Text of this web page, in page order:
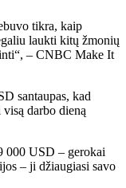
tikra, kaip
laukti kitų žmonių
– CNBC Make It
santaupas, kad
darbo dieną
000 USD – gerokai
– ji džiaugiasi savo